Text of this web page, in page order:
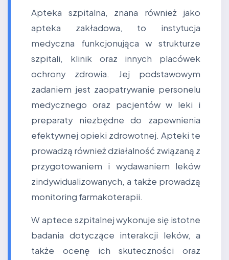
Apteka szpitalna, znana również jako
apteka zakładowa, to instytucja
medyczna funkcjonująca w strukturze
szpitali, klinik oraz innych placówek
ochrony zdrowia. Jej podstawowym
zadaniem jest zaopatrywanie personelu
medycznego oraz pacjentów w leki i
preparaty niezbędne do zapewnienia
efektywnej opieki zdrowotnej. Apteki te
prowadzą również działalność związaną z
przygotowaniem i wydawaniem leków
zindywidualizowanych, a także prowadzą
monitoring farmakoterapii.
W aptece szpitalnej wykonuje się istotne
badania dotyczące interakcji leków, a
także ocenę ich skuteczności oraz